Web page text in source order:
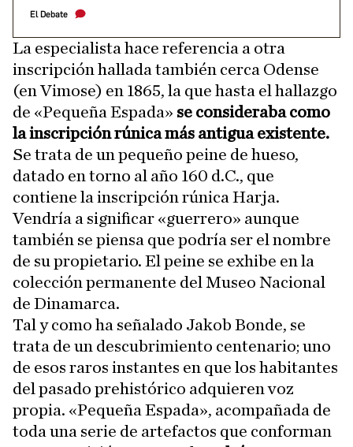
El Debate
La especialista hace referencia a otra
inscripción hallada también cerca Odense
(en Vimose) en 1865, la que hasta el hallazgo
de «Pequeña Espada» se consideraba como
la inscripción rúnica más antigua existente.
Se trata de un pequeño peine de hueso,
datado en torno al año 160 d.C., que
contiene la inscripción rúnica Harja.
Vendría a significar «guerrero» aunque
también se piensa que podría ser el nombre
de su propietario. El peine se exhibe en la
colección permanente del Museo Nacional
de Dinamarca.
Tal y como ha señalado Jakob Bonde, se
trata de un descubrimiento centenario; uno
de esos raros instantes en que los habitantes
del pasado prehistórico adquieren voz
propia. «Pequeña Espada», acompañada de
toda una serie de artefactos que conforman